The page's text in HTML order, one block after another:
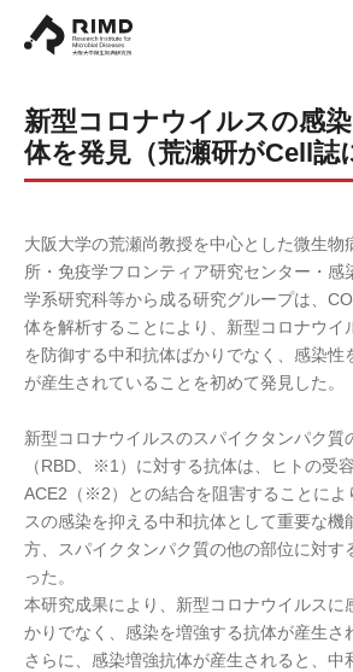
新型コロナウイルスの感
体を発見（荒瀬研がCell誌
大阪大学の荒瀬尚教授を中心とした微生物
所・免疫学フロンティア研究センター・感
学系研究科等から成る研究グループは、
体を解析することにより、新型コロナウイ
を防御する中和抗体ばかりでなく、感染性
が産生されていることを初めて発見した。
新型コロナウイルスのスパイクタンパク質
（RBD、※1）に対する抗体は、ヒトの受
ACE2（※2）との結合を阻害することによ
スの感染を抑える中和抗体として重要な機
方、スパイクタンパク質の他の部位に対す
った。
本研究成果により、新型コロナウイルスに
かりでなく、感染を増強する抗体が産生さ
さらに、感染増強抗体が産生されると、中